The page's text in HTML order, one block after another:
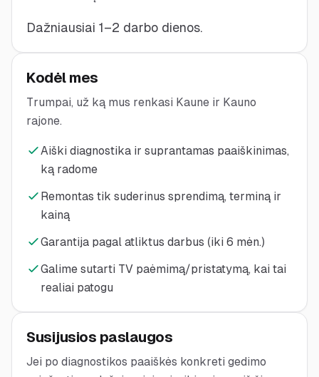
Dažniausiai 1–2 darbo dienos.
Kodėl mes
Trumpai, už ką mus renkasi Kaune ir Kauno
rajone.
Aiški diagnostika ir suprantamas paaiškinimas,
ką radome
Remontas tik suderinus sprendimą, terminą ir
kainą
Garantija pagal atliktus darbus (iki 6 mėn.)
Galime sutarti TV paėmimą/pristatymą, kai tai
realiai patogu
Susijusios paslaugos
Jei po diagnostikos paaiškės konkreti gedimo